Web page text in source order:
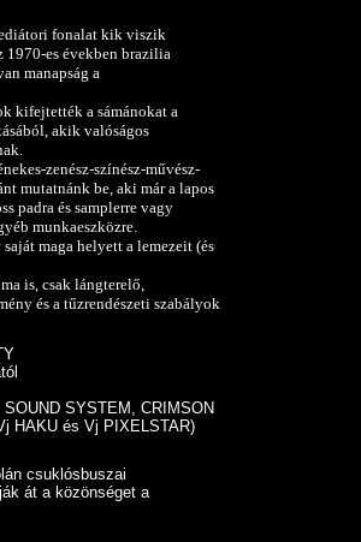
fonalat kik viszik
1970-es években brazilia
manapság a
kifejtették a sámánokat a
akik valóságos
zenész-színész-művész-
mutatnánk be, aki már a lapos
padra és samplerre vagy
munkaeszközre.
maga helyett a lemezeit (és
is, csak lángterelő,
és a tűzrendészeti szabályok
SYSTEM, CRIMSON
HAKU és Vj PIXELSTAR)
csuklósbuszai
át a közönséget a